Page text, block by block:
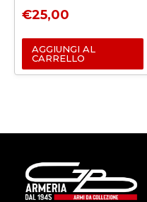
€25,00
AGGIUNGI AL
CARRELLO